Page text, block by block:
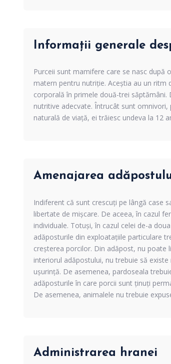
Informații generale
Purceii sunt mamifere care se nasc după
matern pentru nutriție. Aceștia au un ritm
corporală în primele două-trei
nutritive adecvate. Întrucât sunt
naturală de viață, ei trăiesc undeva la 12
Amenajarea
Indiferent că sunt crescuți pe lângă case
libertate de mișcare. De aceea, în cazul
individuale. Totuși, în cazul celei de-a
adăposturile din exploatațiile particulare
creșterea porcilor. Din adăpost, nu
interiorul adăpostului, nu trebuie să
ușurință. De asemenea, pardoseala
adăposturile în care porcii sunt ținuți
De asemenea, animalele nu trebuie
Administrarea hranei